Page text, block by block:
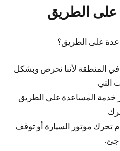
الطريق
على الطريق؟
في المنطقة لأننا نحرص وبشكل
التي
خدمة المساعدة على الطريق
تحرك موتور السيارة أو توقف